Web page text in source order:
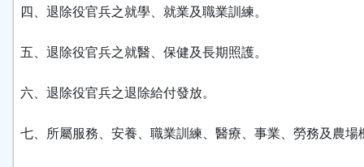
四、退除役官兵之就學、就業及職業訓練。
五、退除役官兵之就醫、保健及長期照護。
六、退除役官兵之退除給付發放。
七、所屬服務、安養、職業訓練、醫療、事業、勞務及農場